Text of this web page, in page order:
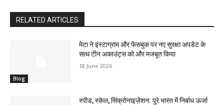
RELATED ARTICLES
Blog
मेटा ने इंस्टाग्राम और फेसबुक पर नए सुरक्षा अपडेट के
साथ टीन अकाउंट्स को और मजबूत किया
18 June 2026
स्पीड, स्केल, सिंक्रोनाइज़ेशन: पूरे भारत में निर्बाध ऊर्जा